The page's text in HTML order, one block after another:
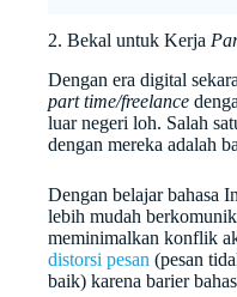
2. Bekal untuk Kerja
Dengan era digital
part time/freelance
luar negeri loh. Salah
dengan mereka adalah
Dengan belajar bahasa
lebih mudah
meminimalkan konflik
distorsi pesan (pesan
baik) karena barier